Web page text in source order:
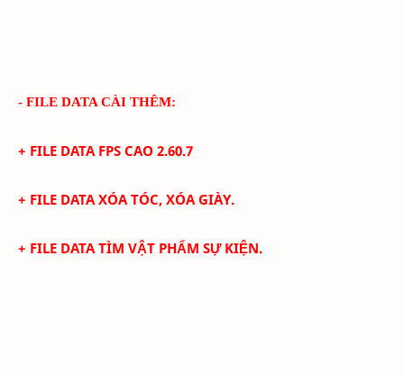
- FILE DATA CÀI THÊM:
+ FILE DATA FPS CAO 2.60.7
+ FILE DATA XÓA TÓC, XÓA GIÀY.
+ FILE DATA TÌM VẬT PHẨM SỰ KIỆN.